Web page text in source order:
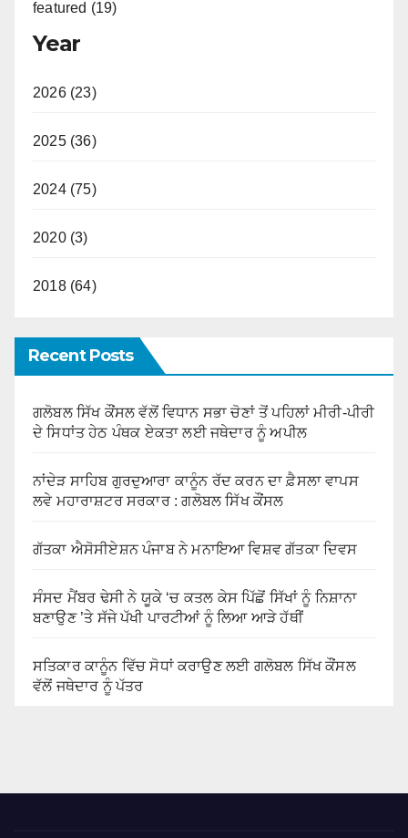
featured (19)
Year
2026 (23)
2025 (36)
2024 (75)
2020 (3)
2018 (64)
Recent Posts
ਗਲੋਬਲ ਸਿੱਖ ਕੌਂਸਲ ਵੱਲੋਂ ਵਿਧਾਨ ਸਭਾ ਚੋਣਾਂ ਤੋਂ ਪਹਿਲਾਂ ਮੀਰੀ-ਪੀਰੀ
ਦੇ ਸਿਧਾਂਤ ਹੇਠ ਪੰਥਕ ਏਕਤਾ ਲਈ ਜਥੇਦਾਰ ਨੂੰ ਅਪੀਲ
ਨਾਂਦੇੜ ਸਾਹਿਬ ਗੁਰਦੁਆਰਾ ਕਾਨੂੰਨ ਰੱਦ ਕਰਨ ਦਾ ਫ਼ੈਸਲਾ ਵਾਪਸ
ਲਵੇ ਮਹਾਰਾਸ਼ਟਰ ਸਰਕਾਰ : ਗਲੋਬਲ ਸਿੱਖ ਕੌਂਸਲ
ਗੱਤਕਾ ਐਸੋਸੀਏਸ਼ਨ ਪੰਜਾਬ ਨੇ ਮਨਾਇਆ ਵਿਸ਼ਵ ਗੱਤਕਾ ਦਿਵਸ
ਸੰਸਦ ਮੈਂਬਰ ਢੇਸੀ ਨੇ ਯੂਕੇ ‘ਚ ਕਤਲ ਕੇਸ ਪਿੱਛੋਂ ਸਿੱਖਾਂ ਨੂੰ ਨਿਸ਼ਾਨਾ
ਬਣਾਉਣ ’ਤੇ ਸੱਜੇ ਪੱਖੀ ਪਾਰਟੀਆਂ ਨੂੰ ਲਿਆ ਆੜੇ ਹੱਥੀਂ
ਸਤਿਕਾਰ ਕਾਨੂੰਨ ਵਿੱਚ ਸੋਧਾਂ ਕਰਾਉਣ ਲਈ ਗਲੋਬਲ ਸਿੱਖ ਕੌਂਸਲ
ਵੱਲੋਂ ਜਥੇਦਾਰ ਨੂੰ ਪੱਤਰ